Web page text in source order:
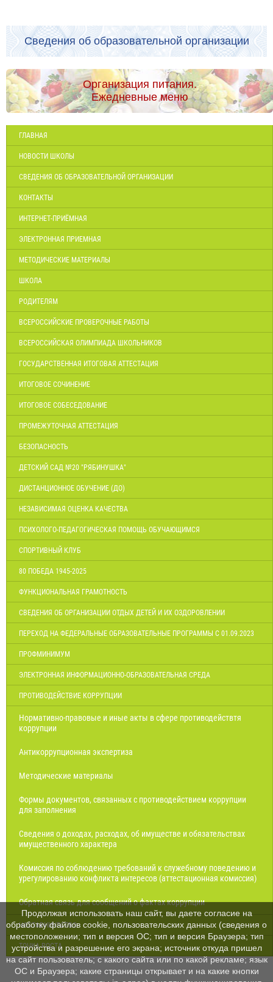
Сведения об образовательной организации
Организация питания.
Ежедневные меню
ГЛАВНАЯ
НОВОСТИ ШКОЛЫ
СВЕДЕНИЯ ОБ ОБРАЗОВАТЕЛЬНОЙ ОРГАНИЗАЦИИ
КОНТАКТЫ
ИНТЕРНЕТ-ПРИЁМНАЯ
ЭЛЕКТРОННАЯ ПРИЕМНАЯ
МЕТОДИЧЕСКИЕ МАТЕРИАЛЫ
ШКОЛА
РОДИТЕЛЯМ
ВСЕРОССИЙСКИЕ ПРОВЕРОЧНЫЕ РАБОТЫ
ВСЕРОССИЙСКАЯ ОЛИМПИАДА ШКОЛЬНИКОВ
ГОСУДАРСТВЕННАЯ ИТОГОВАЯ АТТЕСТАЦИЯ
ИТОГОВОЕ СОЧИНЕНИЕ
ИТОГОВОЕ СОБЕСЕДОВАНИЕ
ПРОМЕЖУТОЧНАЯ АТТЕСТАЦИЯ
БЕЗОПАСНОСТЬ
ДЕТСКИЙ САД №20 "РЯБИНУШКА"
ДИСТАНЦИОННОЕ ОБУЧЕНИЕ (ДО)
НЕЗАВИСИМАЯ ОЦЕНКА КАЧЕСТВА
ПСИХОЛОГО-ПЕДАГОГИЧЕСКАЯ ПОМОЩЬ ОБУЧАЮЩИМСЯ
СПОРТИВНЫЙ КЛУБ
80 ПОБЕДА 1945-2025
ФУНКЦИОНАЛЬНАЯ ГРАМОТНОСТЬ
СВЕДЕНИЯ ОБ ОРГАНИЗАЦИИ ОТДЫХ ДЕТЕЙ И ИХ ОЗДОРОВЛЕНИИ
ПЕРЕХОД НА ФЕДЕРАЛЬНЫЕ ОБРАЗОВАТЕЛЬНЫЕ ПРОГРАММЫ С 01.09.2023
ПРОФМИНИМУМ
ЭЛЕКТРОННАЯ ИНФОРМАЦИОННО-ОБРАЗОВАТЕЛЬНАЯ СРЕДА
ПРОТИВОДЕЙСТВИЕ КОРРУПЦИИ
Нормативно-правовые и иные акты в сфере противодействтя
коррупции
Антикоррупционная экспертиза
Методические материалы
Формы документов, связанных с противодействием коррупции
для заполнения
Сведения о доходах, расходах, об имуществе и обязательствах
имущественного характера
Комиссия по соблюдению требований к служебному поведению и
урегулированию конфликта интересов (аттестационная комиссия)
Обратная связь для сообщений о фактах коррупции
НАСТАВНИЧЕСТВО
ТОЧКА РОСТА
Продолжая использовать наш сайт, вы даете согласие на
обработку файлов cookie, пользовательских данных (сведения о
местоположении; тип и версия ОС; тип и версия Браузера; тип
устройства и разрешение его экрана; источник откуда пришел
на сайт пользователь; с какого сайта или по какой рекламе; язык
ОС и Браузера; какие страницы открывает и на какие кнопки